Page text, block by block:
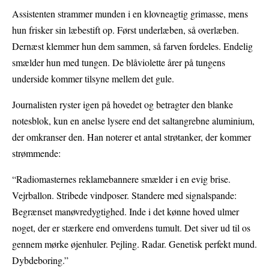
Assistenten strammer munden i en klovneagtig grimasse, mens
hun frisker sin læbestift op. Først underlæben, så overlæben.
Dernæst klemmer hun dem sammen, så farven fordeles. Endelig
smælder hun med tungen. De blåviolette årer på tungens
underside kommer tilsyne mellem det gule.
Journalisten ryster igen på hovedet og betragter den blanke
notesblok, kun en anelse lysere end det saltangrebne aluminium,
der omkranser den. Han noterer et antal strøtanker, der kommer
strømmende:
“Radiomasternes reklamebannere smælder i en evig brise.
Vejrballon. Stribede vindposer. Standere med signalspande:
Begrænset manøvredygtighed. Inde i det kønne hoved ulmer
noget, der er stærkere end omverdens tumult. Det siver ud til os
gennem mørke øjenhuler. Pejling. Radar. Genetisk perfekt mund.
Dybdeboring.”